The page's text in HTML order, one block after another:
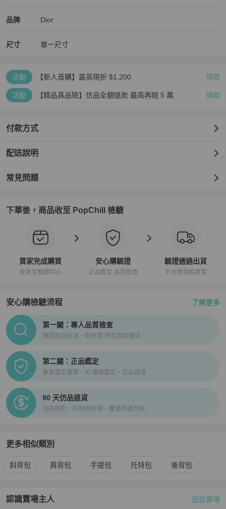
品牌
Dior精品 女包品牌介紹
Dior
Dior推薦清單
尺寸 單一尺寸
活動 【新人首購】最高現折 $1,200 領取
活動 【精品真品險】仿品全額退款 最高再賠 5 萬 領取
付款方式
配送說明
常見問題
下單後，商品收至 PopChill 檢驗
買家完成購買
收貨至驗證中心
安心購驗證
正品鑑定 品質檢查
驗證通過出貨
平台發貨給買家
安心購檢驗流程 了解更多
PopChill拍拍圈正品驗證、安心購檢驗流程介紹
第一關：專人品質檢查
確認商品狀況、配件等 符合頁面描述
第二關：正品鑑定
專業鑑定團隊、AI 儀器鑑定、正品證書
90 天仿品退貨
出貨錄影、防掉換封條、雙重防護包裝
更多相似類別
更多Dior 相似商品推薦
斜背包 肩背包 手提包 托特包 後背包
認識賣場主人
PopChill 拍拍圈嚴選賣家 維物VÉWOO嚴選全新/二手精品介紹
逛逛賣場